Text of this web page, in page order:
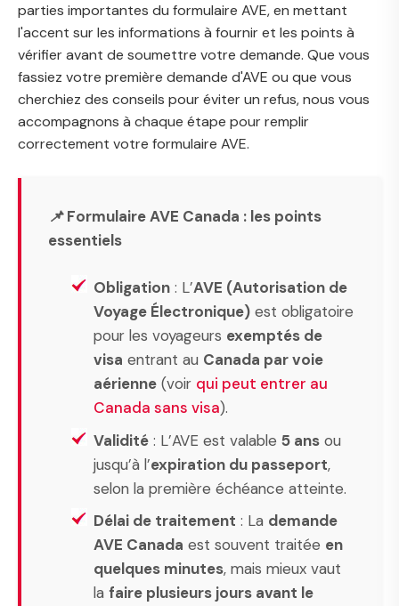
parties importantes du formulaire AVE, en mettant
l'accent sur les informations à fournir et les points à
vérifier avant de soumettre votre demande. Que vous
fassiez votre première demande d'AVE ou que vous
cherchiez des conseils pour éviter un refus, nous vous
accompagnons à chaque étape pour remplir
correctement votre formulaire AVE.
📌 Formulaire AVE Canada : les points
essentiels
Obligation : L’AVE (Autorisation de
Voyage Électronique) est obligatoire
pour les voyageurs exemptés de
visa entrant au Canada par voie
aérienne (voir qui peut entrer au
Canada sans visa).
Validité : L’AVE est valable 5 ans ou
jusqu’à l’expiration du passeport,
selon la première échéance atteinte.
Délai de traitement : La demande
AVE Canada est souvent traitée en
quelques minutes, mais mieux vaut
la faire plusieurs jours avant le